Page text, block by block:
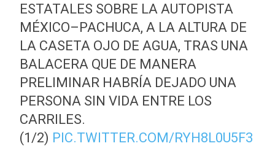
ESTATALES SOBRE LA AUTOPISTA
MÉXICO–PACHUCA, A LA ALTURA DE
LA CASETA OJO DE AGUA, TRAS UNA
BALACERA QUE DE MANERA
PRELIMINAR HABRÍA DEJADO UNA
PERSONA SIN VIDA ENTRE LOS
CARRILES.
(1/2) PIC.TWITTER.COM/RYH8L0U5F3